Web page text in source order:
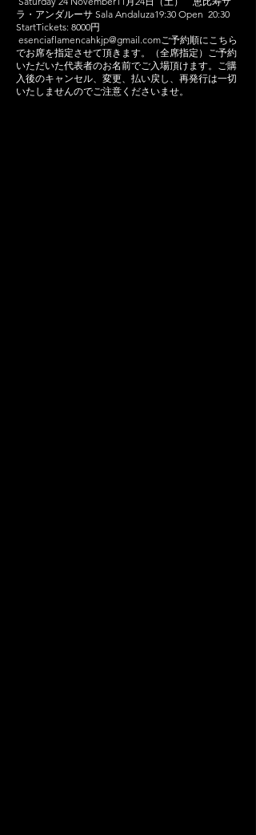
ラ・アンダルーサ Sala Andaluza19:30 Open 20:30
StartTickets: 8000円
esenciaflamencahkjp@gmail.comご予約順にこちら
でお席を指定させて頂きます。（全席指定）ご予約
いただいた代表者のお名前でご入場頂けます。​ご購
入後のキャンセル、変更、払い戻し、再発行は一切
いたしませんのでご注意くださいませ。